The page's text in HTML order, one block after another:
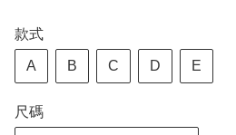
款式
A B C D E
尺碼